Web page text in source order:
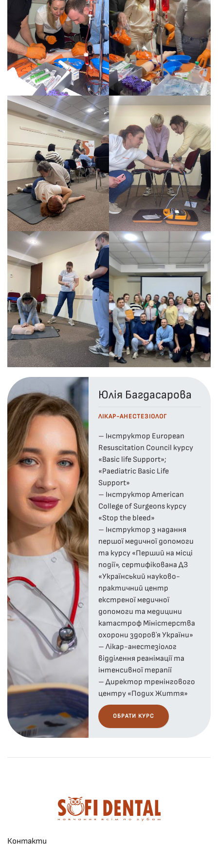
Юлія Багдасарова
ЛІКАР-АНЕСТЕЗІОЛОГ
– Інструктор European
Resuscitation Council курсу
«Basic life Support»;
«Paediatric Basic Life
Support»
– Інструктор American
College of Surgeons курсу
«Stop the bleed»
– Інструктор з надання
першої медичної допомоги
та курсу «Перший на місці
події», сертифікована ДЗ
«Український науково-
практичний центр
екстреної медичної
допомоги та медицини
катастроф Міністерства
охорони здоровʼя України»
– Лікар-анестезіолог
відділення реанімації та
інтенсивної терапії
– Директор тренінгового
центру «Подих Життя»
ОБРАТИ КУРС
Контакти